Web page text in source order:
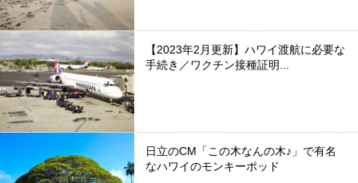
【2023年2月更新】ハワイ渡航に必要な
手続き／ワクチン接種証明...
日立のCM「この木なんの木♪」で有名
なハワイのモンキーポッド